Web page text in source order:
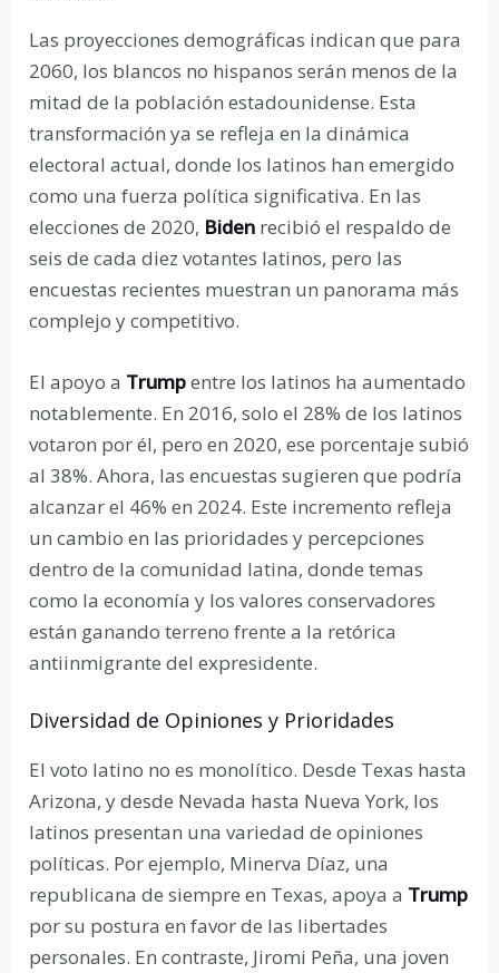
Las proyecciones demográficas indican que para
2060, los blancos no hispanos serán menos de la
mitad de la población estadounidense. Esta
transformación ya se refleja en la dinámica
electoral actual, donde los latinos han emergido
como una fuerza política significativa. En las
elecciones de 2020, Biden recibió el respaldo de
seis de cada diez votantes latinos, pero las
encuestas recientes muestran un panorama más
complejo y competitivo.
El apoyo a Trumpentre los latinos ha aumentado
notablemente. En 2016, solo el 28% de los latinos
votaron por él, pero en 2020, ese porcentaje subió
al 38%. Ahora, las encuestas sugieren que podría
alcanzar el 46% en 2024. Este incremento refleja
un cambio en las prioridades y percepciones
dentro de la comunidad latina, donde temas
como la economía y los valores conservadores
están ganando terreno frente a la retórica
antiinmigrante del expresidente.
Diversidad de Opiniones y Prioridades
El voto latino no es monolítico. Desde Texas hasta
Arizona, y desde Nevada hasta Nueva York, los
latinos presentan una variedad de opiniones
políticas. Por ejemplo, Minerva Díaz, una
republicana de siempre en Texas, apoya a Trump
por su postura en favor de las libertades
personales. En contraste, Jiromi Peña, una joven